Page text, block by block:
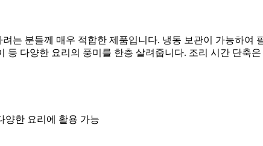
는 분들께 매우 적합한 제품입니다. 냉동 보관이 가능하여
다양한 요리의 풍미를 한층 살려줍니다. 조리 시간 단축
양한 요리에 활용 가능